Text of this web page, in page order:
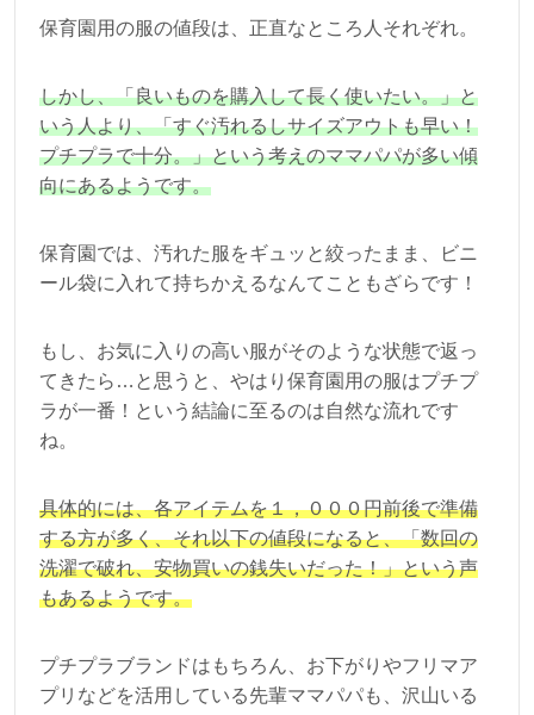
保育園用の服の値段は、正直なところ人それぞれ。
しかし、「良いものを購入して長く使いたい。」と
いう人より、「すぐ汚れるしサイズアウトも早い！
プチプラで十分。」という考えのママパパが多い傾
向にあるようです。
保育園では、汚れた服をギュッと絞ったまま、ビニ
ール袋に入れて持ちかえるなんてこともざらです！
もし、お気に入りの高い服がそのような状態で返っ
てきたら…と思うと、やはり保育園用の服はプチプ
ラが一番！という結論に至るのは自然な流れです
ね。
具体的には、各アイテムを１，０００円前後で準備
する方が多く、それ以下の値段になると、「数回の
洗濯で破れ、安物買いの銭失いだった！」という声
もあるようです。
プチプラブランドはもちろん、お下がりやフリマア
プリなどを活用している先輩ママパパも、沢山いる